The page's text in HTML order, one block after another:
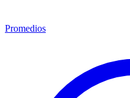
Promedios